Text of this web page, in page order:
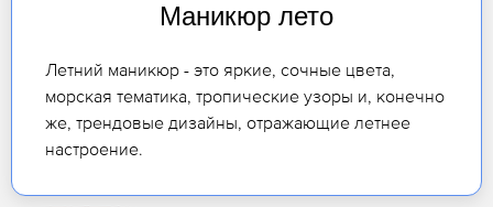
Маникюр лето
Летний маникюр - это яркие, сочные цвета,
морская тематика, тропические узоры и, конечно
же, трендовые дизайны, отражающие летнее
настроение.